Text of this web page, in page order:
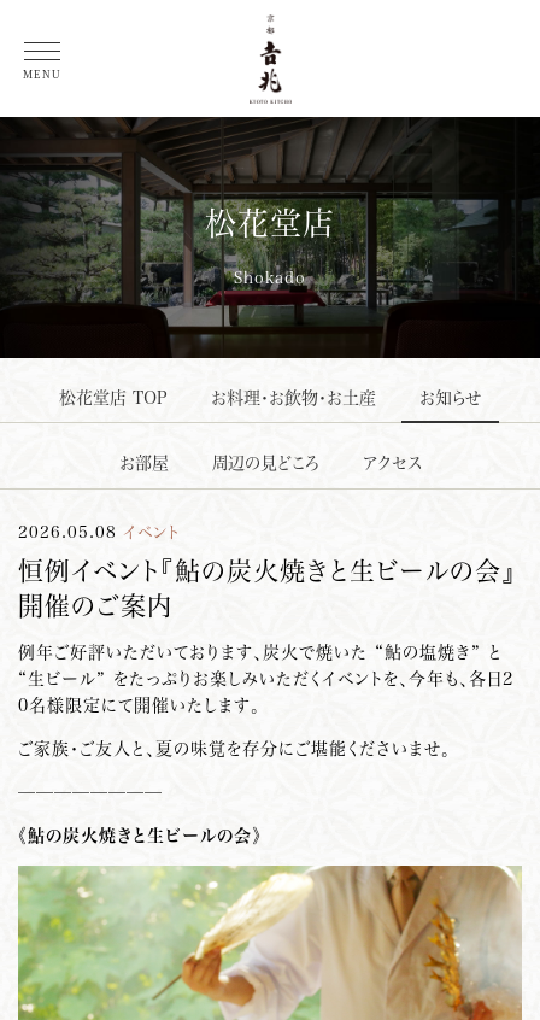
MENU
総料理長 徳岡邦夫 コラム
松花堂店
Shokado
松花堂店 TOP お料理・お飲物・お土産 お知らせ
お部屋 周辺の見どころ アクセス
2026.05.08 イベント
恒例イベント『鮎の炭火焼きと生ビールの会』
開催のご案内
例年ご好評いただいております、炭火で焼いた “鮎の塩焼き” と
“生ビール” をたっぷりお楽しみいただくイベントを、今年も、各日2
0名様限定にて開催いたします。
ご家族・ご友人と、夏の味覚を存分にご堪能くださいませ。
————————
《鮎の炭火焼きと生ビールの会》